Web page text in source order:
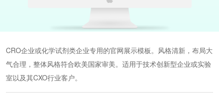
CRO企业或化学试剂类企业专用的官网展示模板。风格清新，布局大
气合理，整体风格符合欧美国家审美。适用于技术创新型企业或实验
室以及其CXO行业客户。